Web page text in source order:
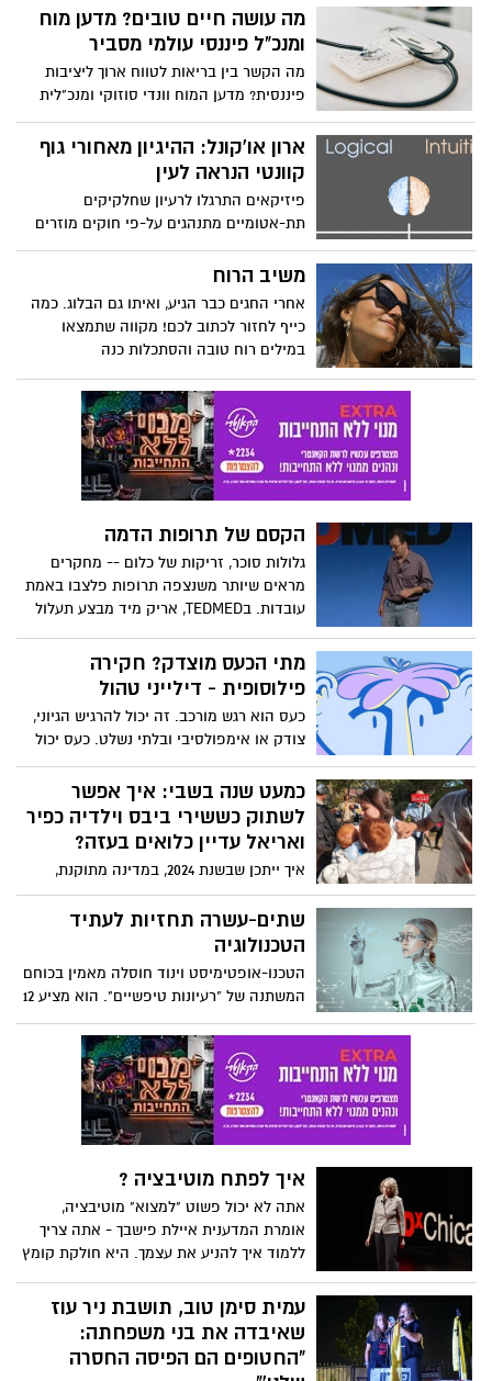
סוזוקי ברקע המדעי שמאחורי הגילוי שאימון
גופני משפר את מצב הרוח, את הזכרון, ומגן
על מוחנו מפני מחלות ניווניות של המוח כגון
אלצהיימר.
מה עושה חיים טובים? מדען מוח
ומנכ"ל פיננסי עולמי מסביר
מה הקשר בין בריאות לטווח ארוך ליציבות
פיננסית? מדען המוח וונדי סוזוקי ומנכ"לית
הבנקאות הפרטית והעושר העולמית של
HSBC, אנאבל ספרינג, חוקרים את המרכיבים
הקריטיים של חיים טובים - וכיצד פעולות
פשוטות כמו פעילות גופנית ותכנון פיננסי
יכולות להגביר את רווחתך בהווה ובעתיד. הם
דנים כיצד למקסם את תחושת השמחה שלך,
להפוך את החרדה שלך לכוח לטובה ולשמור
על המוח שלך בריא במהלך חייך.
ארון או'קונל: ההיגיון מאחורי גוף
קוונטי הנראה לעין
פיזיקאים התרגלו לרעיון שחלקיקים
תת-אטומיים מתנהגים על-פי חוקים מוזרים
של מכניקה קוונטית, בשונה לגמרי מעצמים
בסדר גודל אנושי. בניסוי פורץ דרך, ארון
הנראה לעין בלתי-מזויינת, אבל הנמצא באופן
מוכח בשני מקומות בו-זמנית. בהרצאה זו,
על הנושא.
משיב הרוח
אחרי החגים כבר הגיע, ואיתו גם הבלוג. כמה
כייף לחזור לכתוב לכם! מקווה שתמצאו
במילים רוח טובה והסתכלות כנה
הקסם של תרופות הדמה
גלולות סוכר, זריקות של כלום -- מחקרים
מראים שיותר משנצפה תרופות פלצבו באמת
עובדות. בTEDMED, אריק מיד מבצע תעלול
אמיתי, עדיין תוכלו להגיב אליו בעוצמה.
(אזהרה: שיחה זו אינה מתאימה לצופים אשר
מחטים או דם מפריעים להם.)
מתי הכעס מוצדק? חקירה
פילוסופית - דילייני טהול
כעס הוא רגש מורכב. זה יכול להרגיש הגיוני,
צודק או אימפולסיבי ובלתי נשלט. כעס יכול
להיות חלק חשוב מלאפשר לנו לדעת מתי
משהו לא מוסרי קורה, אבל מציאת התגובה
הנכונה לפעמוני האזעקה הפסיכולוגיים האלה
יכולה להיות מסובכת. האם זה נכון לכעוס?
ואם כן, מתי? דילייני טהול בוחן את הרגש
החזק הזה באופן פילוסופי. בימוי: קארה
ווטסון, קריינות כריסטינה גריר, מוזיקה מאת
אנדרה איירס.
כמעט שנה בשבי: איך אפשר
לשתוק כששירי ביבס וילדיה כפיר
ואריאל עדיין כלואים בעזה?
איך ייתכן שבשנת 2024, במדינה מתוקנת,
תינוק שנחטף בן תשעה חודשים וילד בן ארבע
מוחזקים בשבי במשך שנה שלמה, והעולם לא
רועד? כיצד ייתכן שכמעט שנה עברה מאז
ארגון הטרור חמאס, ועדיין לא שמענו מהם כל
שתים-עשרה תחזיות לעתיד
הטכנולוגיה
הטכנו-אופטימיסט וינוד חוסלה מאמין בכוחם
המשתנה של "רעיונות טיפשיים". הוא מציע 12
תחזיות נועזות לעתיד הטכנולוגיה – החל
מרפואה מונעת, ערים ללא מכוניות וכלה
במטוסים שיביאו אותנו מניו-יורק ללונדון
בשעה וחצי – ומראה מדוע מצפה לנו עולם
של שפע.
איך לפתח מוטיבציה ?
אתה לא יכול פשוט "למצוא" מוטיבציה,
אומרת המדענית איילת פישבך - אתה צריך
ללמוד איך להניע את עצמך. היא חולקת קומץ
ומציעה חוכמה פשוטה להפליא כיצד לייעל
את המטרות שלך, להגדיר את עצמך להצלחה
ולהימנע מהקריאות המפתות של דחיינות.
עמית סימן טוב, תושבת ניר עוז
שאיבדה את בני משפחתה:
"החטופים הם הפיסה החסרה